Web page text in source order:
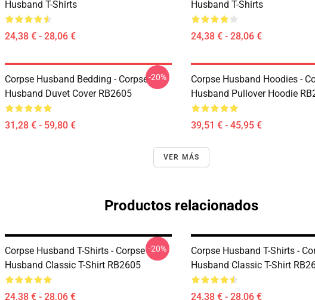
Husband T-Shirts
24,38 € - 28,06 €
Husband T-Shirts
24,38 € - 28,06 €
Corpse Husband Bedding - Corpse
Husband Duvet Cover RB2605
31,28 € - 59,80 €
-20%
Corpse Husband Hoodies -
Husband Pullover Hoodie
39,51 € - 45,95 €
VER MÁS
Productos relacionados
Corpse Husband T-Shirts - Corpse
Husband Classic T-Shirt RB2605
24,38 € - 28,06 €
-20%
Corpse Husband T-Shirts -
Husband Classic T-Shirt
24,38 € - 28,06 €